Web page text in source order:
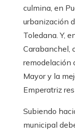
culmina, en
urbanización
Toledana. Y,
Carabanchel,
remodelación
Mayor y la
Emperatriz
Subiendo
municipal